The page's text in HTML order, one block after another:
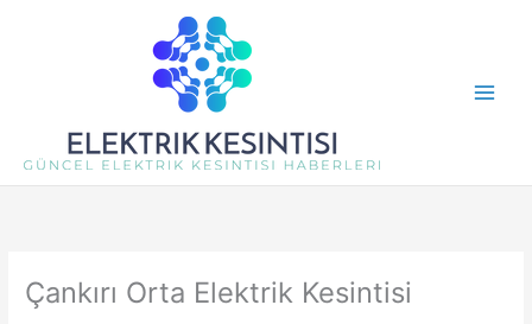
Çankırı Orta Elektrik Kesintisi